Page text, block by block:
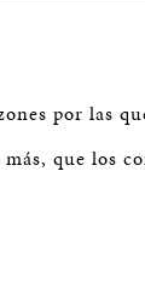
por las
que los